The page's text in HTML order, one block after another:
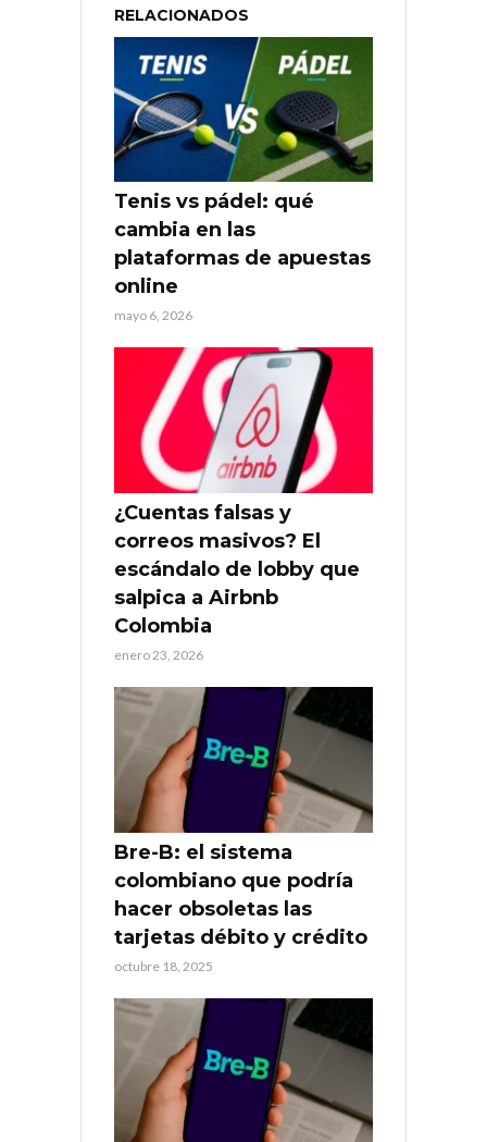
RELACIONADOS
Tenis vs pádel: qué
cambia en las
plataformas de apuestas
online
mayo 6, 2026
¿Cuentas falsas y
correos masivos? El
escándalo de lobby que
salpica a Airbnb
Colombia
enero 23, 2026
Bre-B: el sistema
colombiano que podría
hacer obsoletas las
tarjetas débito y crédito
octubre 18, 2025